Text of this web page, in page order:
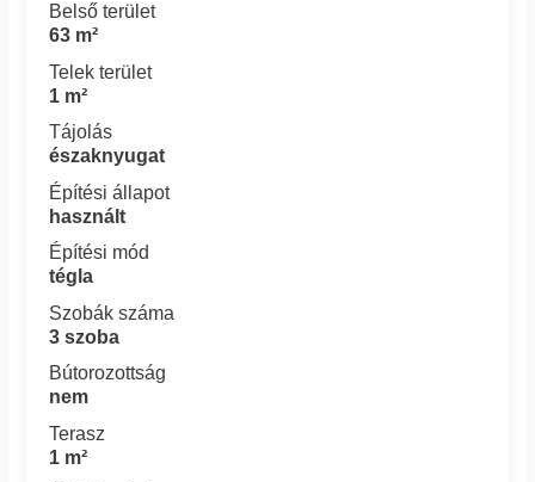
Belső terület
63 m²
Telek terület
1 m²
Tájolás
északnyugat
Építési állapot
használt
Építési mód
tégla
Szobák száma
3 szoba
Bútorozottság
nem
Terasz
1 m²